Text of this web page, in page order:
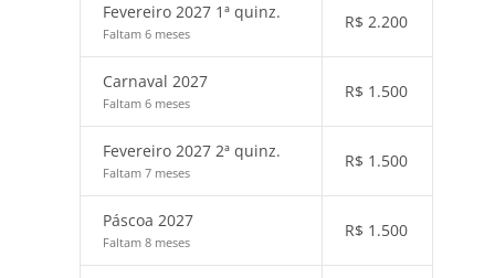
Fevereiro 2027 1ª quinz.
Faltam 6 meses
R$ 2.200
Carnaval 2027
Faltam 6 meses
R$ 1.500
Fevereiro 2027 2ª quinz.
Faltam 7 meses
R$ 1.500
Páscoa 2027
Faltam 8 meses
R$ 1.500